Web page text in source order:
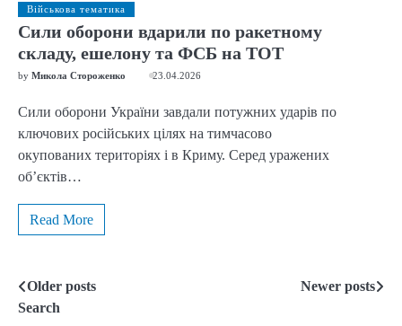
Військова тематика
Сили оборони вдарили по ракетному
складу, ешелону та ФСБ на ТОТ
by Микола Стороженко 23.04.2026
Сили оборони України завдали потужних ударів по
ключових російських цілях на тимчасово
окупованих територіях і в Криму. Серед уражених
об’єктів…
Read More
Posts
Older posts
Newer posts
Search